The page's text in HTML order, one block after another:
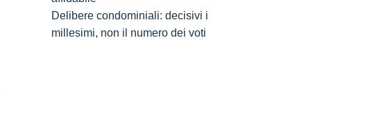
Delibere condominiali: decisivi i
millesimi, non il numero dei voti